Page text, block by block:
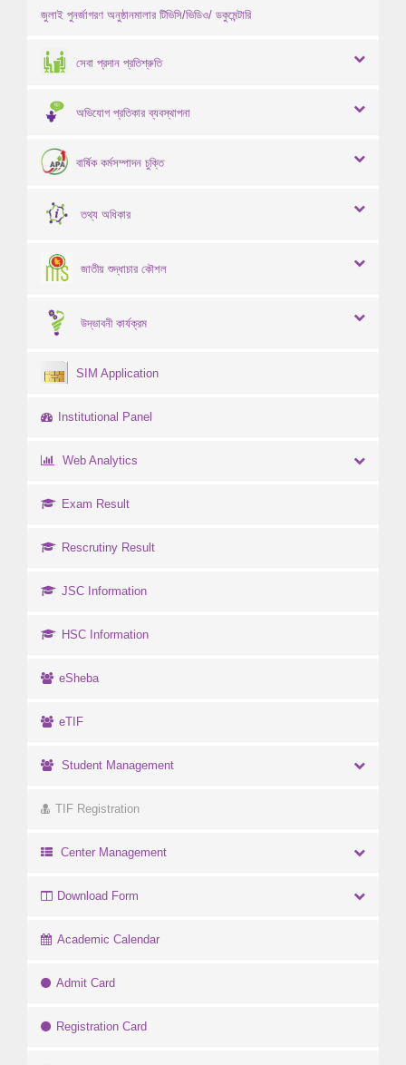
জুলাই পুনর্জাগরণ অনুষ্ঠানমালার টিভিসি/ভিডিও/ ডকুমেন্টারি
সেবা প্রদান প্রতিশ্রুতি
অভিযোগ প্রতিকার ব্যবস্থাপনা
বার্ষিক কর্মসম্পাদন চুক্তি
তথ্য অধিকার
জাতীয় শুদ্ধাচার কৌশল
উদ্ভাবনী কার্যক্রম
SIM Application
Institutional Panel
Web Analytics
Exam Result
Rescrutiny Result
JSC Information
HSC Information
eSheba
eTIF
Student Management
TIF Registration
Center Management
Download Form
Academic Calendar
Admit Card
Registration Card